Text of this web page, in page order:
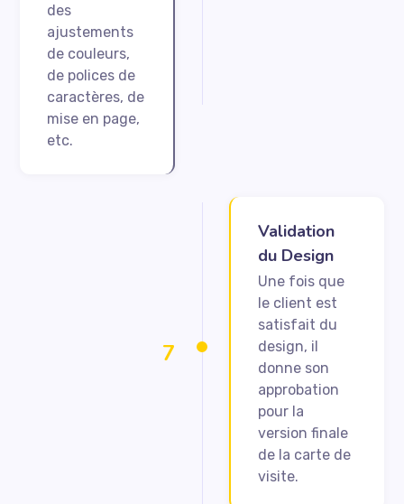
des
ajustements
de couleurs,
de polices de
caractères, de
mise en page,
etc.
7
Validation
du Design
Une fois que
le client est
satisfait du
design, il
donne son
approbation
pour la
version finale
de la carte de
visite.